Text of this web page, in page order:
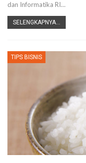
dan Informatika RI…
SELENGKAPNYA...
TIPS BISNIS